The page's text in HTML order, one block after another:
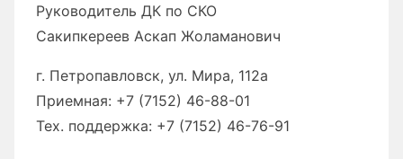
Руководитель ДК по CКО
Сакипкереев Аскап Жоламанович
г. Петропавловск, ул. Мира, 112а
Приемная: +7 (7152) 46-88-01
Тех. поддержка: +7 (7152) 46-76-91